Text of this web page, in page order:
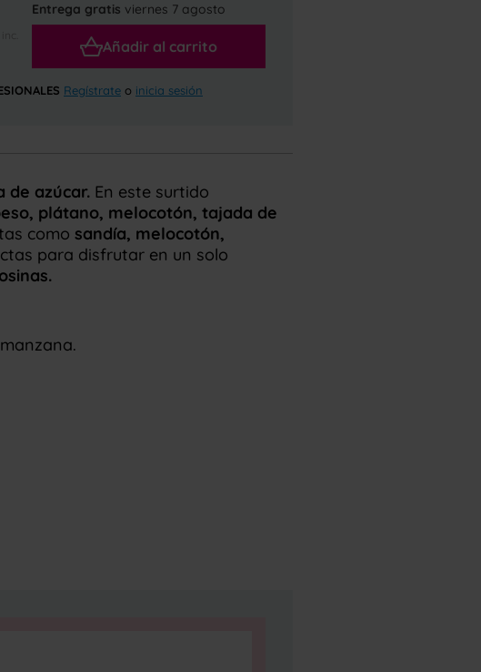
Entrega gratis viernes 7 agosto
Regístrate o inicia sesión
Añadir al carrito
de azúcar. En este surtido
plátano, melocotón, tajada de
como sandía, melocotón,
para disfrutar en un solo